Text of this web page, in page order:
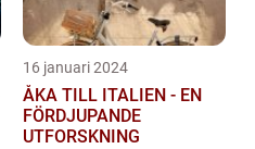
16 januari 2024
ÅKA TILL ITALIEN - EN
FÖRDJUPANDE
UTFORSKNING